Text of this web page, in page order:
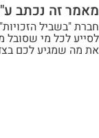
נכתב ע"י צוות
הזכויות"
מי שסובל מבעיה
לכם בצדק